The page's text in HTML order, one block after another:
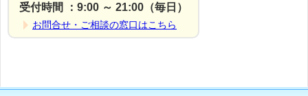
受付時間 ：9:00 ～ 21:00（毎日）
お問合せ・ご相談の窓口はこちら